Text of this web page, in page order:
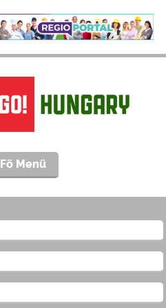
Fö Menü